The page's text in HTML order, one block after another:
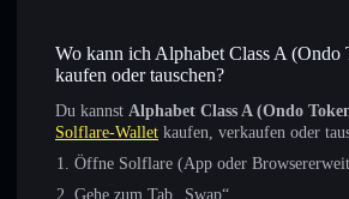
Wo kann ich Alphabet Class A (Ondo
kaufen oder tauschen?
Du kannst Alphabet Class A (Ondo
Solflare-Wallet kaufen, verkaufen oder
Öffne Solflare (App oder
Gehe zum Tab „Swap“